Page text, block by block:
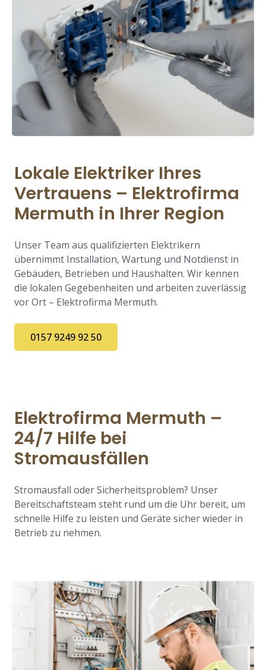
Lokale Elektriker Ihres
Vertrauens – Elektrofirma
Mermuth in Ihrer Region
Unser Team aus qualifizierten Elektrikern
übernimmt Installation, Wartung und Notdienst in
Gebäuden, Betrieben und Haushalten. Wir kennen
die lokalen Gegebenheiten und arbeiten zuverlässig
vor Ort – Elektrofirma Mermuth.
0157 9249 92 50
Elektrofirma Mermuth –
24/7 Hilfe bei
Stromausfällen
Stromausfall oder Sicherheitsproblem? Unser
Bereitschaftsteam steht rund um die Uhr bereit, um
schnelle Hilfe zu leisten und Geräte sicher wieder in
Betrieb zu nehmen.